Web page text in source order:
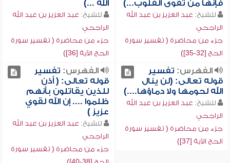
فإنها من تقوى القلوب...)
للشيخ: عبد العزيز بن عبد الله
الراجحي
جزء من محاضرة ( تفسير سورة
الحج [32-35])
الله ...)
للشيخ: عبد العزيز بن عبد الله
الراجحي
جزء من محاضرة ( تفسير سورة
الحج الآية [36])
الفهرس: تفسير
قوله تعالى: (لن ينال
الله لحومها ولا دماؤها....)
للشيخ: عبد العزيز بن عبد الله
الراجحي
جزء من محاضرة ( تفسير سورة
الحج الآية [37])
الفهرس: تفسير
قوله تعالى: ( أذن
للذين يقاتلون بأنهم
ظلموا .... إن الله لقوي
عزيز )
للشيخ: عبد العزيز بن عبد الله
الراجحي
جزء من محاضرة ( تفسير سورة